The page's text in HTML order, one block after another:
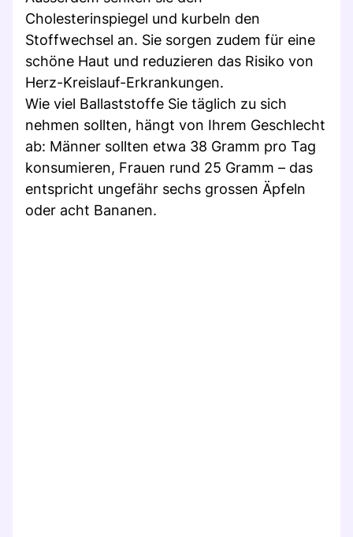
Cholesterinspiegel und kurbeln den
Stoffwechsel an. Sie sorgen zudem für eine
schöne Haut und reduzieren das Risiko von
Herz-Kreislauf-Erkrankungen.
Wie viel Ballaststoffe Sie täglich zu sich
nehmen sollten, hängt von Ihrem Geschlecht
ab: Männer sollten etwa 38 Gramm pro Tag
konsumieren, Frauen rund 25 Gramm – das
entspricht ungefähr sechs grossen Äpfeln
oder acht Bananen.